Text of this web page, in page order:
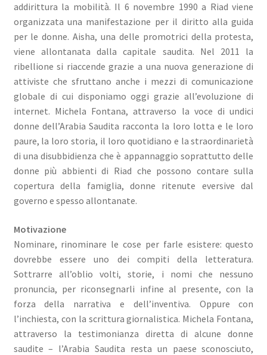
addirittura la mobilità. Il 6 novembre 1990 a Riad viene
organizzata una manifestazione per il diritto alla guida
per le donne. Aisha, una delle promotrici della protesta,
viene allontanata dalla capitale saudita. Nel 2011 la
ribellione si riaccende grazie a una nuova generazione di
attiviste che sfruttano anche i mezzi di comunicazione
globale di cui disponiamo oggi grazie all’evoluzione di
internet. Michela Fontana, attraverso la voce di undici
donne dell’Arabia Saudita racconta la loro lotta e le loro
paure, la loro storia, il loro quotidiano e la straordinarietà
di una disubbidienza che è appannaggio soprattutto delle
donne più abbienti di Riad che possono contare sulla
copertura della famiglia, donne ritenute eversive dal
governo e spesso allontanate.
Motivazione
Nominare, rinominare le cose per farle esistere: questo
dovrebbe essere uno dei compiti della letteratura.
Sottrarre all’oblio volti, storie, i nomi che nessuno
pronuncia, per riconsegnarli infine al presente, con la
forza della narrativa e dell’inventiva. Oppure con
l’inchiesta, con la scrittura giornalistica. Michela Fontana,
attraverso la testimonianza diretta di alcune donne
saudite – l’Arabia Saudita resta un paese sconosciuto,